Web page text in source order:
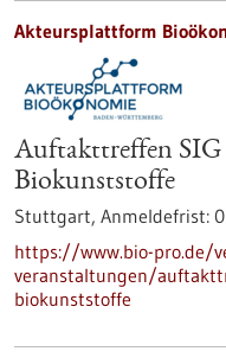
Akteursplattform
Auftakttreffen SIG
Biokunststoffe
Stuttgart, Anmeldefrist:
https://www.bio-pro.de/
veranstaltungen/
biokunststoffe